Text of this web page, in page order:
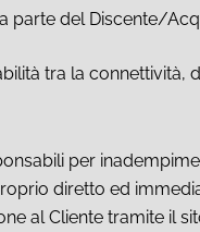
parte del Discente/
tra la
per
diretto ed
al Cliente tramite il